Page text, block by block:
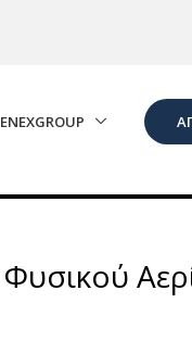
ENEXGROUP